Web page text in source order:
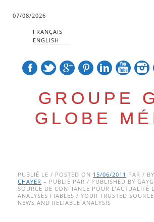
07/08/2026
FRANÇAIS
ENGLISH
GROUPE
GLOBE
Main menu
to
content
PUBLIÉ LE / POSTED ON 15/06/2011 PAR / BY
CHAYER – PUBLIÉ PAR / PUBLISHED BY
SOURCE DE CONFIANCE POUR L’ACTUALITÉ
ANALYSES FIABLES / YOUR TRUSTED
NEWS AND RELIABLE ANALYSIS